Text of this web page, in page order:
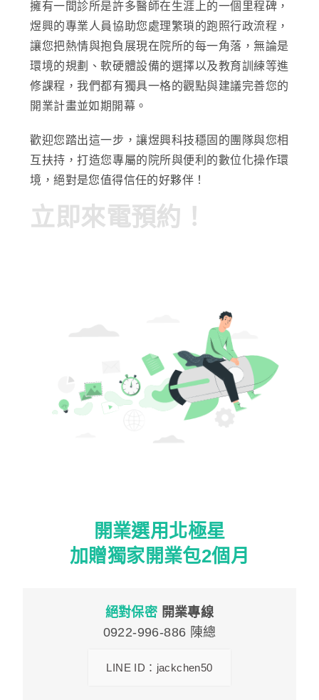
擁有一間診所是許多醫師在生涯上的一個里程碑，
煜興的專業人員協助您處理繁瑣的跑照行政流程，
讓您把熱情與抱負展現在院所的每一角落，無論是
環境的規劃、軟硬體設備的選擇以及教育訓練等進
修課程，我們都有獨具一格的觀點與建議完善您的
開業計畫並如期開幕。
歡迎您踏出這一步，讓煜興科技穩固的團隊與您相
互扶持，打造您專屬的院所與便利的數位化操作環
境，絕對是您值得信任的好夥伴！
立即來電預約！
開業選用北極星
加贈獨家開業包2個月
絕對保密 開業專線
0922-996-886 陳總
LINE ID：jackchen50